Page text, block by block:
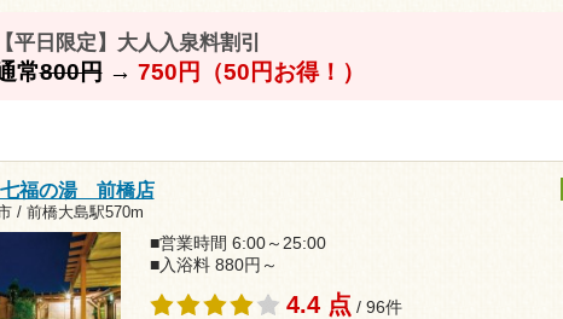
【平日限定】大人入泉料割引
常800円→ 750円（50円お得！）
福の湯 前橋店
/ 前橋大島駅570m
■営業時間 6:00～25:00
■入浴料 880円～
4.4 点 / 96件